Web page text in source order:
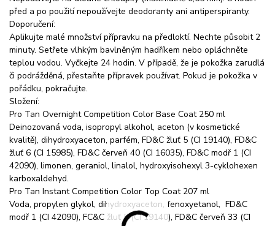
před a po použití nepoužívejte deodoranty ani antiperspiranty.
Doporučení:
Aplikujte malé množství přípravku na předloktí. Nechte působit 2
minuty. Setřete vlhkým bavlněným hadříkem nebo opláchněte
teplou vodou. Vyčkejte 24 hodin. V případě, že je pokožka zarudlá
či podrážděná, přestaňte přípravek používat. Pokud je pokožka v
pořádku, pokračujte.
Složení:
Pro Tan Overnight Competition Color Base Coat 250 ml
Deinozovaná voda, isopropyl alkohol, aceton (v kosmetické
kvalitě), dihydroxyaceton, parfém, FD&C žluť 5 (CI 19140), FD&C
žluť 6 (CI 15985), FD&C červeň 40 (CI 16035), FD&C modř 1 (CI
42090), limonen, geraniol, linalol, hydroxyisohexyl 3-cyklohexen
karboxaldehyd.
Pro Tan Instant Competition Color Top Coat 207 ml
Voda, propylen glykol, dihydroxyaceton, fenoxyetanol, FD&C
modř 1 (CI 42090), FC&C žluť 5 (CI 19140), FD&C červeň 33 (CI